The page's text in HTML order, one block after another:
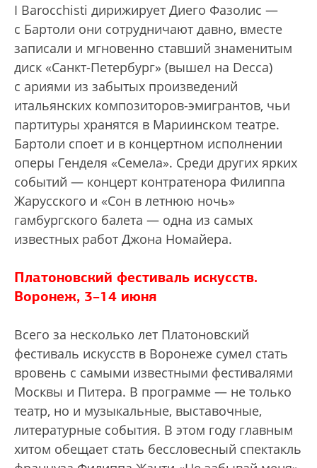
I Barocchisti дирижирует Диего Фазолис —
с Бартоли они сотрудничают давно, вместе
записали и мгновенно ставший знаменитым
диск «Санкт-Петербург» (вышел на Decca)
с ариями из забытых произведений
итальянских композиторов-эмигрантов, чьи
партитуры хранятся в Мариинском театре.
Бартоли споет и в концертном исполнении
оперы Генделя «Семела». Среди других ярких
событий — концерт контратенора Филиппа
Жарусского и «Сон в летнюю ночь»
гамбургского балета — одна из самых
известных работ Джона Номайера.
Платоновский фестиваль искусств.
Воронеж, 3–14 июня
Всего за несколько лет Платоновский
фестиваль искусств в Воронеже сумел стать
вровень с самыми известными фестивалями
Москвы и Питера. В программе — не только
театр, но и музыкальные, выставочные,
литературные события. В этом году главным
хитом обещает стать бессловесный спектакль